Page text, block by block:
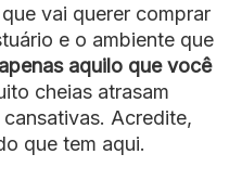
vai querer comprar
e o ambiente que
aquilo que você
cheias atrasam
Acredite,
que tem aqui.